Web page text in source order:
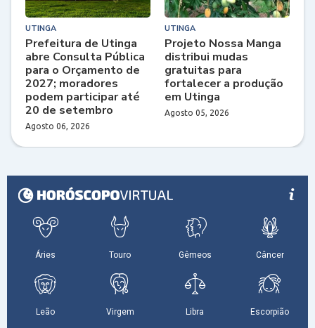
UTINGA
Prefeitura de Utinga
abre Consulta Pública
para o Orçamento de
2027; moradores
podem participar até
20 de setembro
Agosto 06, 2026
UTINGA
Projeto Nossa Manga
distribui mudas
gratuitas para
fortalecer a produção
em Utinga
Agosto 05, 2026